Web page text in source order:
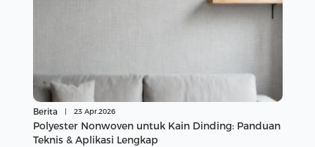
Berita 23 Apr.2026
Polyester Nonwoven untuk Kain Dinding: Panduan
Teknis & Aplikasi Lengkap